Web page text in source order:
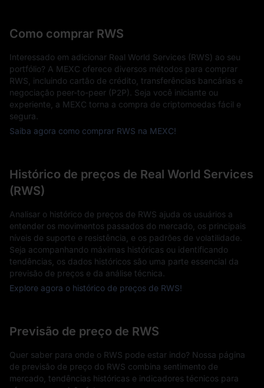
Como comprar RWS
Interessado em adicionar Real World Services (RWS) ao seu
portfólio? A MEXC oferece diversos métodos para comprar
RWS, incluindo cartão de crédito, transferências bancárias e
negociação peer-to-peer (P2P). Seja você iniciante ou
experiente, a MEXC torna a compra de criptomoedas fácil e
segura.
Saiba agora como comprar RWS na MEXC!
Histórico de preços de Real World Services
(RWS)
Analisar o histórico de preços de RWS ajuda os usuários a
entender os movimentos passados do mercado, os principais
níveis de suporte e resistência, e os padrões de volatilidade.
Seja acompanhando máximas históricas ou identificando
tendências, os dados históricos são uma parte essencial da
previsão de preços e da análise técnica.
Explore agora o histórico de preços de RWS!
Previsão de preço de RWS
Quer saber para onde o RWS pode estar indo? Nossa página
de previsão de preço do RWS combina sentimento de
mercado, tendências históricas e indicadores técnicos para